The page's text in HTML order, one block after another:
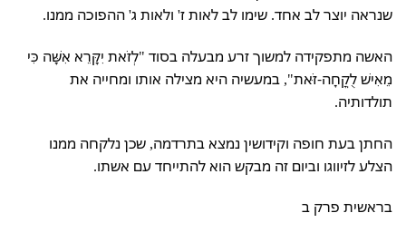
שנראה יוצר לב אחד. שימו לב לאות ז' ולאות ג' ההפוכה ממנו.
האשה מתפקידה למשוך זרע מבעלה בסוד "לְזֹאת יִקָּרֵא אִשָּׁה כִּי
מֵאִישׁ לֻקֳחָה-זֹּאת", במעשיה היא מצילה אותו ומחייה את
תולדותיה.
החתן בעת חופה וקידושין נמצא בתרדמה, שכן נלקחה ממנו
הצלע לזיווגו וביום זה מבקש הוא להתייחד עם אשתו.
בראשית פרק ב